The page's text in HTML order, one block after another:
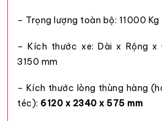
– Trọng lượng toàn bộ: 11000 Kg
– Kích thước xe: Dài x Rộng
3150 mm
– Kích thước lòng thùng hàng
téc): 6120 x 2340 x 575 mm